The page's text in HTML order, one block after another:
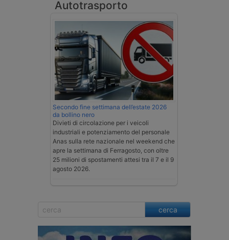
Autotrasporto
Secondo fine settimana dell’estate 2026
da bollino nero
Divieti di circolazione per i veicoli
industriali e potenziamento del personale
Anas sulla rete nazionale nel weekend che
apre la settimana di Ferragosto, con oltre
25 milioni di spostamenti attesi tra il 7 e il 9
agosto 2026.
cerca